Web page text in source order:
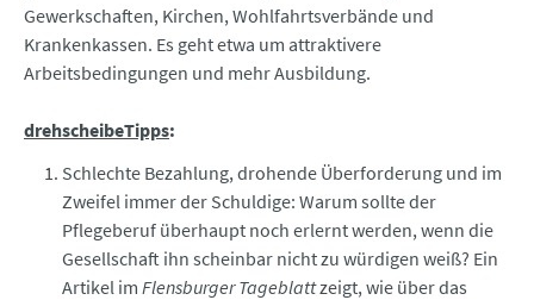
Gewerkschaften, Kirchen, Wohlfahrtsverbände und
Krankenkassen. Es geht etwa um attraktivere
Arbeitsbedingungen und mehr Ausbildung.
drehscheibeTipps:
Schlechte Bezahlung, drohende Überforderung und im
Zweifel immer der Schuldige: Warum sollte der
Pflegeberuf überhaupt noch erlernt werden, wenn die
Gesellschaft ihn scheinbar nicht zu würdigen weiß? Ein
Artikel im Flensburger Tageblattzeigt, wie über das